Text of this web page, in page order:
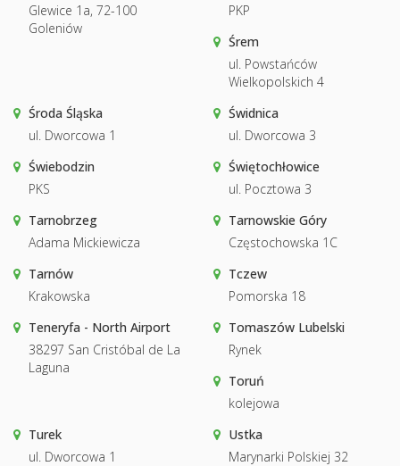
Glewice 1a, 72-100
Goleniów
PKP
Śrem
ul. Powstańców
Wielkopolskich 4
Środa Śląska
ul. Dworcowa 1
Świdnica
ul. Dworcowa 3
Świebodzin
PKS
Świętochłowice
ul. Pocztowa 3
Tarnobrzeg
Adama Mickiewicza
Tarnowskie Góry
Częstochowska 1C
Tarnów
Krakowska
Tczew
Pomorska 18
Teneryfa - North Airport
38297 San Cristóbal de La
Laguna
Tomaszów Lubelski
Rynek
Toruń
kolejowa
Turek
ul. Dworcowa 1
Ustka
Marynarki Polskiej 32